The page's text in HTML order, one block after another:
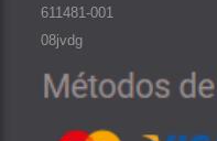
611481-001
08jvdg